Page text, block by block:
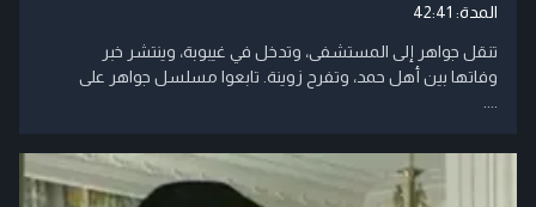
المدة: 42:41
تنقل جواهر إلى المستشفى، وتدخل في غيبوبة، وينتشر خبر
وفاتها بين أهل حمد، وتفرح زوينة. تابعوا مسلسل جواهر على